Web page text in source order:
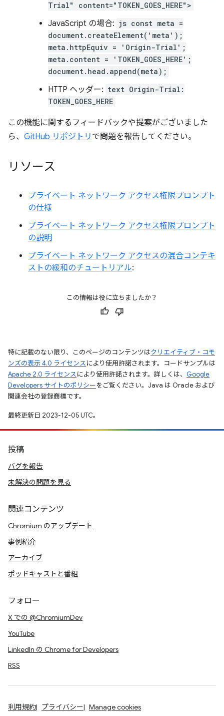
Trial" content="TOKEN_GOES_HERE">
JavaScript の場合: js const meta =
document.createElement('meta');
meta.httpEquiv = 'Origin-Trial';
meta.content = 'TOKEN_GOES_HERE';
document.head.append(meta);
HTTP ヘッダー: text Origin-Trial:
TOKEN_GOES_HERE
この機能に関するフィードバックや提案がございました
ら、 GitHub リポジトリ で問題を報告してください。
リソース
プライベート ネットワーク アクセス権限プロンプト
の仕様
プライベート ネットワーク アクセス権限プロンプト
の説明
プライベート ネットワーク アクセスの混合コンテキ
ストの緩和のチュートリアル:
この情報は役に立ちましたか？
特に記載のない限り、このページのコンテンツはクリエイティブ・コモ
ンズの表示 4.0 ライセンスにより使用許諾されます。コードサンプルは
Apache 2.0 ライセンスにより使用許諾されます。詳しくは、 Google
Developers サイトのポリシーをご覧ください。Java は Oracle および
関連会社の登録商標です。
最終更新日 2023-12-05 UTC。
投稿
バグを報告
未解決の問題を見る
関連コンテンツ
Chromium のアップデート
事例紹介
アーカイブ
ポッドキャストと番組
フォロー
X での @ChromiumDev
YouTube
LinkedIn の Chrome for Developers
RSS
利用規約 プライバシー Manage cookies